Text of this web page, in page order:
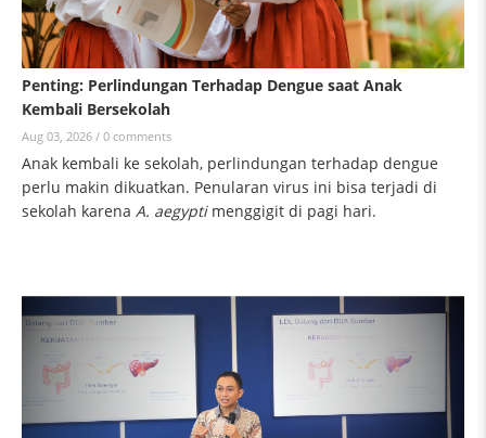
Penting: Perlindungan Terhadap Dengue saat Anak
Kembali Bersekolah
Aug 03, 2026 / 0 comments
Anak kembali ke sekolah, perlindungan terhadap dengue
perlu makin dikuatkan. Penularan virus ini bisa terjadi di
sekolah karena A. aegyptimenggigit di pagi hari.